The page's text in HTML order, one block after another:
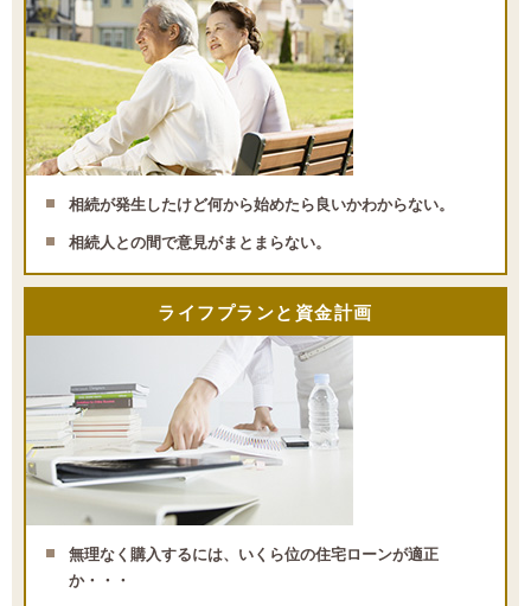
相続が発生したけど何から始めたら良いかわからない。
相続人との間で意見がまとまらない。
ライフプランと資金計画
無理なく購入するには、いくら位の住宅ローンが適正
か・・・